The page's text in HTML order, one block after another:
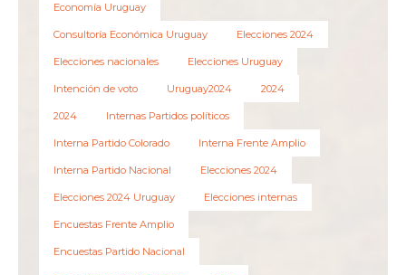
Economía Uruguay
Consultoría Económica Uruguay Elecciones 2024
Elecciones nacionales Elecciones Uruguay
Intención de voto Uruguay2024 2024
2024 Internas Partidos políticos
Interna Partido Colorado Interna Frente Amplio
Interna Partido Nacional Elecciones 2024
Elecciones 2024 Uruguay Elecciones internas
Encuestas Frente Amplio
Encuestas Partido Nacional